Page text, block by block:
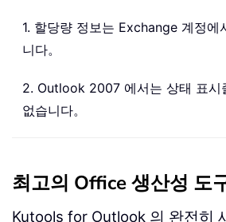
1. 할당량 정보는 Exchange 계정에
니다。
2. Outlook 2007 에서는 상태 표시
없습니다。
최고의 Office 생산성 도
Kutools for Outlook 의 완전히